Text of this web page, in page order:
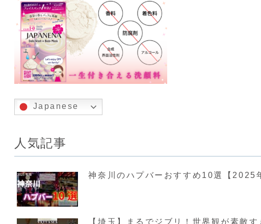
Japanese
人気記事
神奈川のハプバーおすすめ10選【2025
【埼玉】まるでジブリ！世界観が素